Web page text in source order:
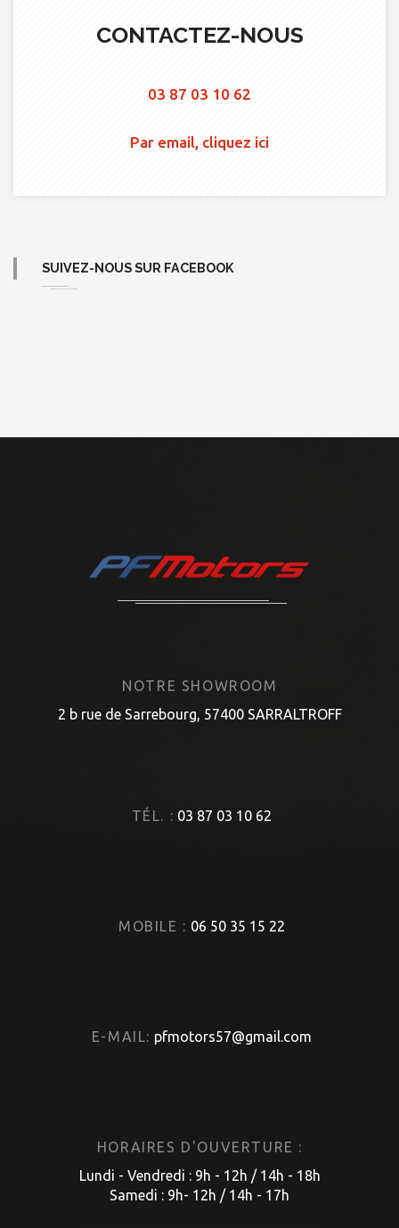
CONTACTEZ-NOUS
03 87 03 10 62
Par email, cliquez ici
SUIVEZ-NOUS SUR FACEBOOK
NOTRE SHOWROOM
2 b rue de Sarrebourg, 57400 SARRALTROFF
TÉL. : 03 87 03 10 62
MOBILE : 06 50 35 15 22
E-MAIL: pfmotors57@gmail.com
HORAIRES D'OUVERTURE :
Lundi - Vendredi : 9h - 12h / 14h - 18h
Samedi : 9h- 12h / 14h - 17h